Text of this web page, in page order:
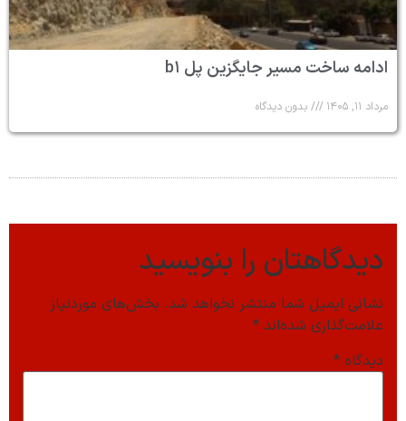
ادامه ساخت مسیر جایگزین پل b۱
مرداد ۱۱, ۱۴۰۵ بدون دیدگاه
دیدگاهتان را بنویسید
نشانی ایمیل شما منتشر نخواهد شد. بخش‌های موردنیاز
علامت‌گذاری شده‌اند *
دیدگاه *